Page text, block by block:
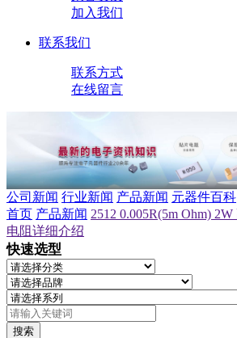
加入我们
联系我们
联系方式
在线留言
公司新闻 行业新闻 产品新闻 元器件百科
首页 产品新闻 2512 0.005R(5m Ohm)
电阻详细介绍
快速选型
搜索